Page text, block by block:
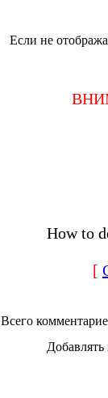
Если не
How to
[
Всего
Добавлять